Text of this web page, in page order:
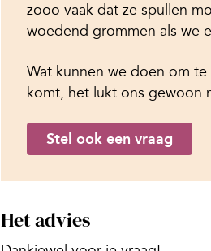
zooo vaak dat ze spullen
woedend grommen als we
Wat kunnen we doen om
komt, het lukt ons gewoon
Stel ook een vraag
Het advies